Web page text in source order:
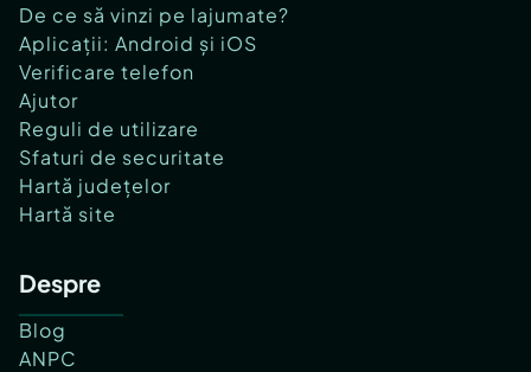
De ce să vinzi pe lajumate?
Aplicații: Android și iOS
Verificare telefon
Ajutor
Reguli de utilizare
Sfaturi de securitate
Hartă județelor
Hartă site
Despre
Blog
ANPC